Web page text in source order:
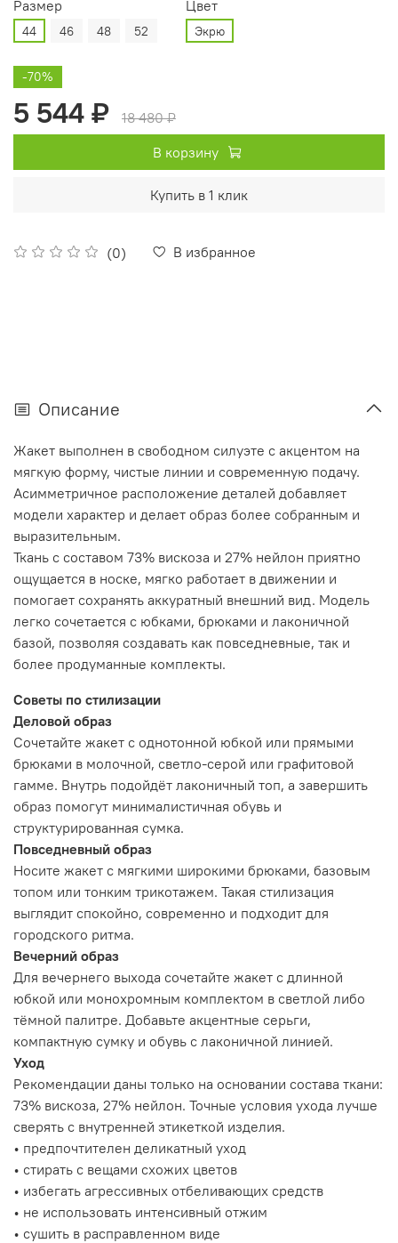
(0) В избранное
Размер
44 46 48 52
Цвет
Экрю
-70%
5 544 ₽
18 480 ₽
В корзину
Купить в 1 клик
Описание
Жакет выполнен в свободном силуэте с акцентом на
мягкую форму, чистые линии и современную подачу.
Асимметричное расположение деталей добавляет
модели характер и делает образ более собранным и
выразительным.
Ткань с составом 73% вискоза и 27% нейлон приятно
ощущается в носке, мягко работает в движении и
помогает сохранять аккуратный внешний вид. Модель
легко сочетается с юбками, брюками и лаконичной
базой, позволяя создавать как повседневные, так и
более продуманные комплекты.
Советы по стилизации
Деловой образ
Сочетайте жакет с однотонной юбкой или прямыми
брюками в молочной, светло-серой или графитовой
гамме. Внутрь подойдёт лаконичный топ, а завершить
образ помогут минималистичная обувь и
структурированная сумка.
Повседневный образ
Носите жакет с мягкими широкими брюками, базовым
топом или тонким трикотажем. Такая стилизация
выглядит спокойно, современно и подходит для
городского ритма.
Вечерний образ
Для вечернего выхода сочетайте жакет с длинной
юбкой или монохромным комплектом в светлой либо
тёмной палитре. Добавьте акцентные серьги,
компактную сумку и обувь с лаконичной линией.
Уход
Рекомендации даны только на основании состава ткани:
73% вискоза, 27% нейлон. Точные условия ухода лучше
сверять с внутренней этикеткой изделия.
• предпочтителен деликатный уход
• стирать с вещами схожих цветов
• избегать агрессивных отбеливающих средств
• не использовать интенсивный отжим
• сушить в расправленном виде